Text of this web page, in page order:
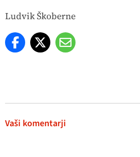
Ludvik Škoberne
Vaši komentarji